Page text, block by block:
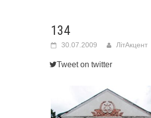
134
30.07.2009 ЛітАкцент
Tweet on twitter